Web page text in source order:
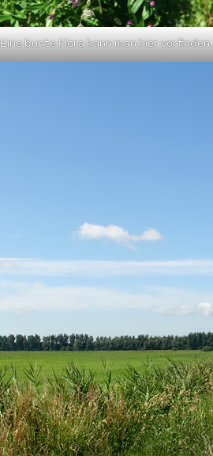
Eine bunte Flora kann man hier vorfinden.